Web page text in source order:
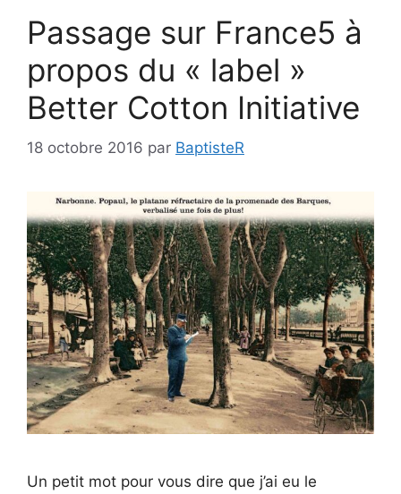
Passage sur France5 à
propos du « label »
Better Cotton Initiative
18 octobre 2016 par BaptisteR
Un petit mot pour vous dire que j’ai eu le